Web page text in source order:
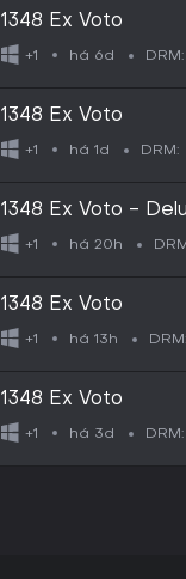
1348 Ex Voto
+1 há 6d DRM:
1348 Ex Voto
+1 há 1d DRM:
1348 Ex Voto -
+1 há 20h
1348 Ex Voto
+1 há 13h DRM:
1348 Ex Voto
+1 há 3d DRM: